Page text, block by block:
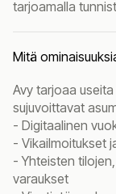
tarjoamalla
Mitä
Avy tarjoaa
sujuvoittavat
- Digitaalinen
- Vikailmoitukset
- Yhteisten
varaukset